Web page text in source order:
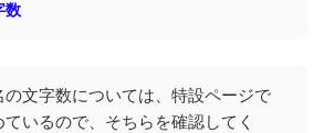
数
の文字数については、特設ページで
ているので、そちらを確認してく